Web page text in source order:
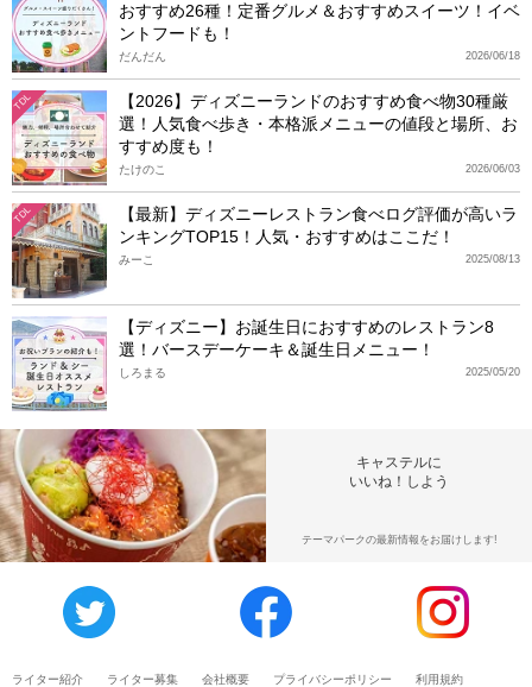
おすすめ26種！定番グルメ＆おすすめスイーツ！イベ
ントフードも！
2026/06/18
だんだん
TDL
【2026】ディズニーランドのおすすめ食べ物30種厳
選！人気食べ歩き・本格派メニューの値段と場所、お
すすめ度も！
2026/06/03
たけのこ
TDL
【最新】ディズニーレストラン食べログ評価が高いラ
ンキングTOP15！人気・おすすめはここだ！
2025/08/13
みーこ
【ディズニー】お誕生日におすすめのレストラン8
選！バースデーケーキ＆誕生日メニュー！
2025/05/20
しろまる
キャステルに
いいね！しよう
テーマパークの最新情報をお届けします!
ライター紹介 ライター募集 会社概要 プライバシーポリシー 利用規約